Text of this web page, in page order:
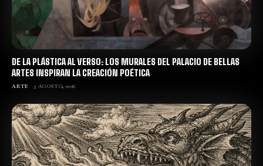
DE LA PLÁSTICA AL VERSO: LOS MURALES DEL PALACIO DE BELLAS
ARTES INSPIRAN LA CREACIÓN POÉTICA
ARTE 3 AGOSTO, 2026